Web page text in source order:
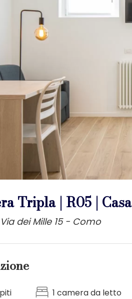
Tripla | R05 |
dei Mille 15 - Como
1 camera da letto